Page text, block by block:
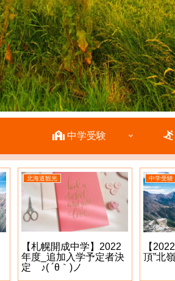
中学受験
北海道観光
【札幌開成中学】2022
年度_追加入学予定者決
定 ♪( ´θ｀)ノ
中学受験
【
頂”北